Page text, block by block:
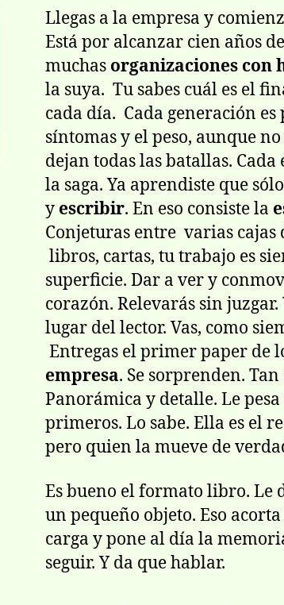
Llegas a la empresa y
Está por alcanzar cien años
muchas organizaciones con
la suya. Tu sabes cuál es el
cada día. Cada generación
síntomas y el peso, aunque
dejan todas las batallas. Cada
la saga. Ya aprendiste que
y escribir. En eso consiste la
Conjeturas entre varias cajas
libros, cartas, tu trabajo es
superficie. Dar a ver y
corazón. Relevarás sin
lugar del lector. Vas, como
Entregas el primer paper de
empresa. Se sorprenden.
Panorámica y detalle. Le
primeros. Lo sabe. Ella es el
pero quien la mueve de
Es bueno el formato libro. Le
un pequeño objeto. Eso
carga y pone al día la
seguir. Y da que hablar.